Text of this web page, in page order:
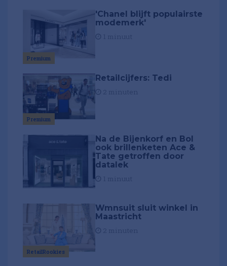
Premium
'Chanel blijft populairste
modemerk'
Premium
Retailcijfers: Tedi
Na de Bijenkorf en Bol
ook brillenketen Ace &
Tate getroffen door
datalek
RetailRookies
Wmnsuit sluit winkel in
Maastricht